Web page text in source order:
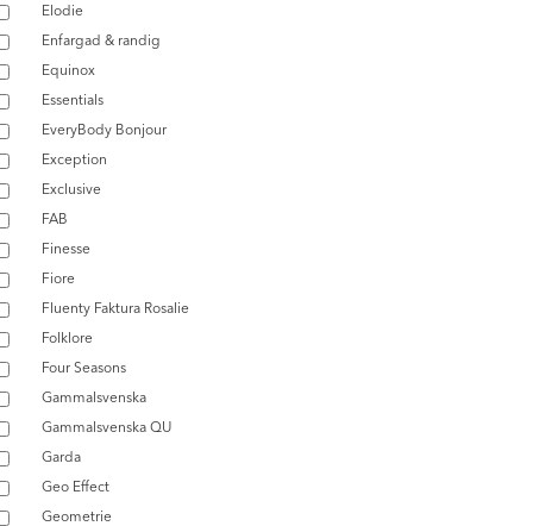
Elodie
Enfargad & randig
Equinox
Essentials
EveryBody Bonjour
Exception
Exclusive
FAB
Finesse
Fiore
Fluenty Faktura Rosalie
Folklore
Four Seasons
Gammalsvenska
Gammalsvenska QU
Garda
Geo Effect
Geometrie